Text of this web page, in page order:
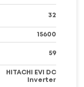
32
15600
59
HITACHI EVI DC
Inverter